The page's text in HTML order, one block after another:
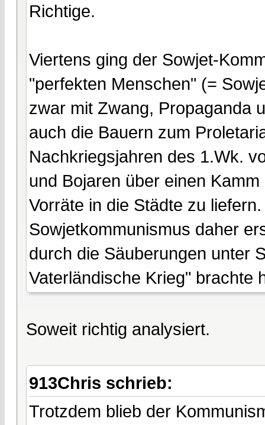
Richtige.
Viertens ging der Sowjet-
"perfekten Menschen" (=
zwar mit Zwang, Propaganda
auch die Bauern zum
Nachkriegsjahren des 1.Wk.
und Bojaren über einen
Vorräte in die Städte zu
Sowjetkommunismus daher
durch die Säuberungen unter
Vaterländische Krieg" brachte
Soweit richtig analysiert.
913Chris schrieb:
Trotzdem blieb der